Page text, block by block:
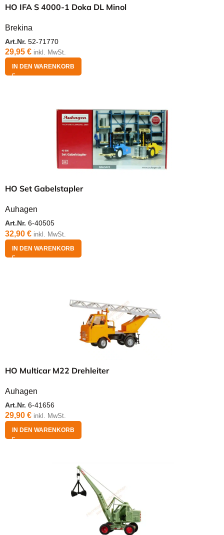
HO IFA S 4000-1 Doka DL Minol
Brekina
Art.Nr. 52-71770
29,95 € inkl. MwSt.
IN DEN WARENKORB
HO Set Gabelstapler
Auhagen
Art.Nr. 6-40505
32,90 € inkl. MwSt.
IN DEN WARENKORB
HO Multicar M22 Drehleiter
Auhagen
Art.Nr. 6-41656
29,90 € inkl. MwSt.
IN DEN WARENKORB